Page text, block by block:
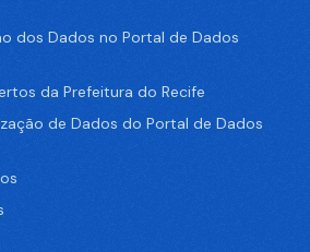
dos Dados no Portal de Dados
da Prefeitura do Recife
de Dados do Portal de Dados